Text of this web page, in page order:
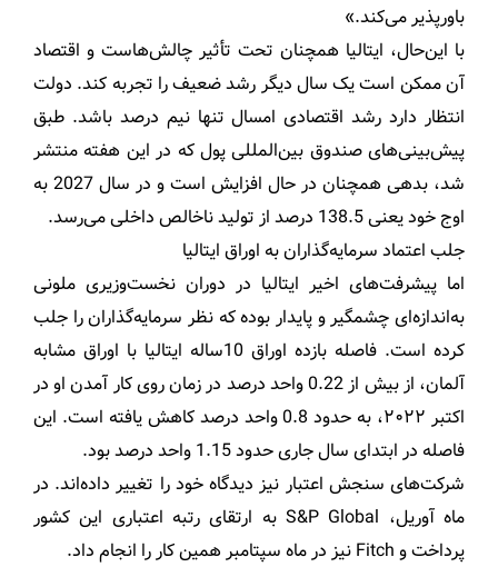
باورپذیر می‌کند.»
با این‌حال، ایتالیا همچنان تحت تأثیر چالش‌هاست و اقتصاد
آن ممکن است یک سال دیگر رشد ضعیف را تجربه کند. دولت
انتظار دارد رشد اقتصادی امسال تنها نیم درصد باشد. طبق
پیش‌بینی‌های صندوق بین‌المللی پول که در این هفته منتشر
شد، بدهی همچنان در حال افزایش است و در سال 2027 به
اوج خود یعنی 138.5 درصد از تولید ناخالص داخلی می‌رسد.
جلب اعتماد سرمایه‌گذاران به اوراق ایتالیا
اما پیشرفت‌های اخیر ایتالیا در دوران نخست‌وزیری ملونی
به‌اندازه‌ای چشمگیر و پایدار بوده که نظر سرمایه‌گذاران را جلب
کرده است. فاصله بازده اوراق 10ساله ایتالیا با اوراق مشابه
آلمان، از بیش از 0.22 واحد درصد در زمان روی کار آمدن او در
اکتبر ۲۰۲۲، به حدود 0.8 واحد درصد کاهش یافته است. این
فاصله در ابتدای سال جاری حدود 1.15 واحد درصد بود.
شرکت‌های سنجش اعتبار نیز دیدگاه خود را تغییر داده‌اند. در
ماه آوریل، S&P Global به ارتقای رتبه اعتباری این کشور
پرداخت و Fitch نیز در ماه سپتامبر همین کار را انجام داد.